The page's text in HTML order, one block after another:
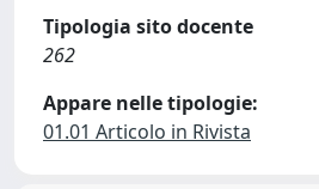
Tipologia sito docente
262
Appare nelle tipologie:
01.01 Articolo in Rivista